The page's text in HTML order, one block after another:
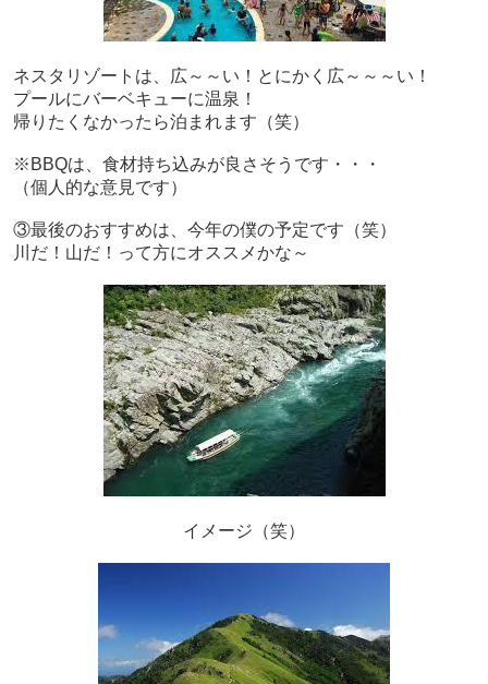
ネスタリゾートは、広～～い！とにかく広～～～い！
プールにバーベキューに温泉！
帰りたくなかったら泊まれます（笑）
※BBQは、食材持ち込みが良さそうです・・・
（個人的な意見です）
③最後のおすすめは、今年の僕の予定です（笑）
川だ！山だ！って方にオススメかな～
イメージ（笑）